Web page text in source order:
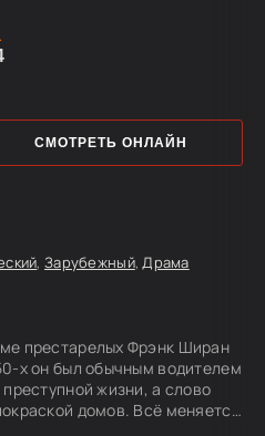
, Зарубежный,Драма
престарелых Фрэнк Ширан
х он был обычным водителем
жизни, а слово
домов. Всё меняется
СМОТРЕТЬ ОНЛАЙН